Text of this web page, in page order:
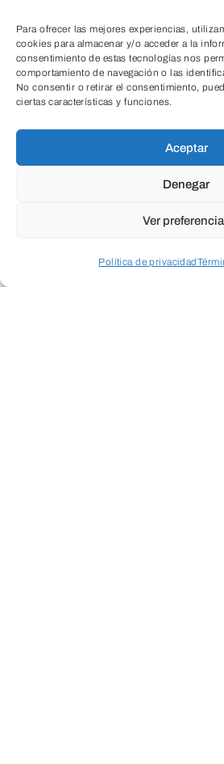
Para ofrecer las mejores experiencias,
cookies para almacenar y/o acceder a la
consentimiento de estas tecnologías nos
comportamiento de navegación o las
No consentir o retirar el consentimiento,
ciertas características y funciones.
Aceptar
Denegar
Ver
Política de privacidad
Cuando envíes estarás aceptando